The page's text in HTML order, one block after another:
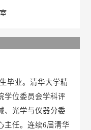
毕业。清华大学精
学位委员会学科评
、光学与仪器分委
主任。连续6届清华